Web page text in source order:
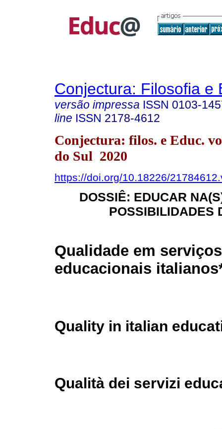
Conjectura: Filosofia e
versão impressa ISSN 0103-
line ISSN 2178-4612
Conjectura: filos. e Educ.
do Sul 2020
https://doi.org/10.18226/
DOSSIÊ: EDUCAR
POSSIBILIDADES
Qualidade em serviços
educacionais
Quality in italian
Qualità dei servizi